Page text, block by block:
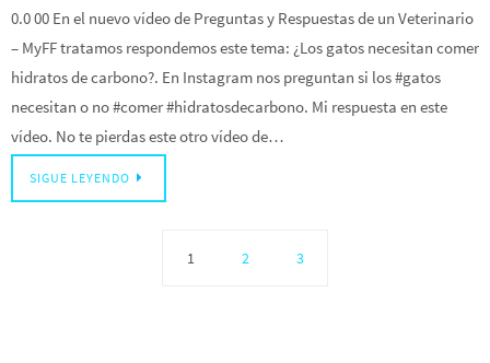
0.0 00 En el nuevo vídeo de Preguntas y Respuestas de un Veterinario
– MyFF tratamos respondemos este tema: ¿Los gatos necesitan comer
hidratos de carbono?. En Instagram nos preguntan si los #gatos
necesitan o no #comer #hidratosdecarbono. Mi respuesta en este
vídeo. No te pierdas este otro vídeo de…
SIGUE LEYENDO
1 2 3